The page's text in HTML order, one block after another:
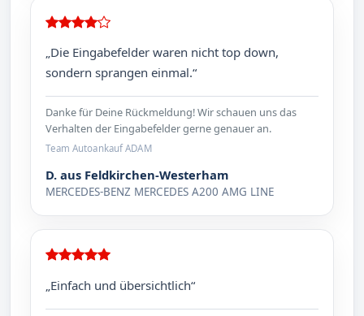
„Die Eingabefelder waren nicht top down,
sondern sprangen einmal.“
Danke für Deine Rückmeldung! Wir schauen uns das
Verhalten der Eingabefelder gerne genauer an.
Team Autoankauf ADAM
D. aus Feldkirchen-Westerham
MERCEDES-BENZ MERCEDES A200 AMG LINE
„Einfach und übersichtlich“